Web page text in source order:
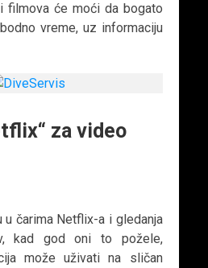
filmova će moći da bogato
vreme, uz informaciju
za video
u čarima Netflix-a i gledanja
kad god oni to požele,
može uživati na sličan